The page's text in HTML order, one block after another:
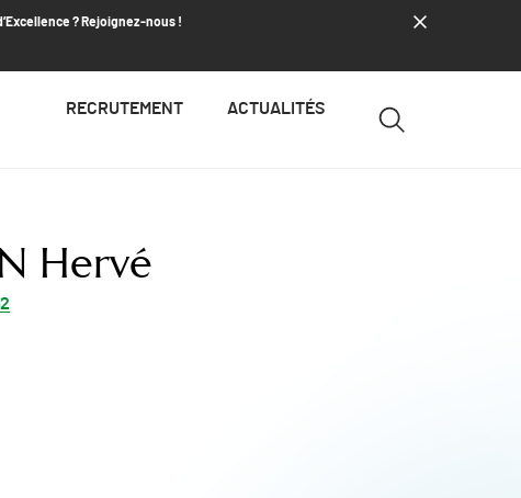
? Rejoignez-nous !
RECRUTEMENT ACTUALITÉS
Hervé